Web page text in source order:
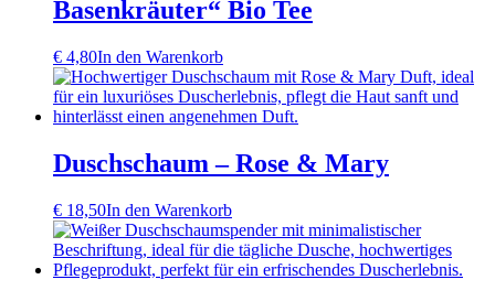
Basenkräuter“ Bio Tee
€ 4,80In den Warenkorb
Duschschaum – Rose & Mary
€ 18,50In den Warenkorb